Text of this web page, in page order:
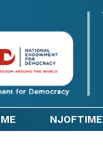
NJOFTIME